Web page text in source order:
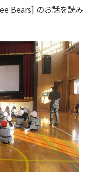
Bears] のお話を読み